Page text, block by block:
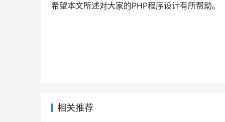
希望本文所述对大家的PHP程序设计有所帮助。
相关推荐